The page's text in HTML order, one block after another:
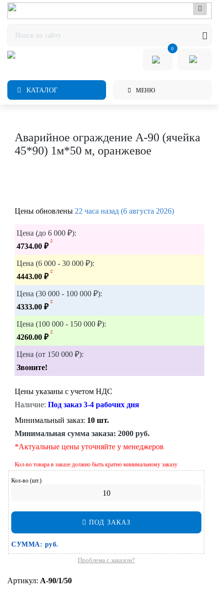
0
КАТАЛОГ МЕНЮ
Аварийное ограждение А-90 (ячейка
45*90) 1м*50 м, оранжевое
Цены обновлены 22 часа назад (6 августа 2026)
Цена (до 6 000 ₽):
4734.00 ₽
Цена (6 000 - 30 000 ₽):
4443.00 ₽
Цена (30 000 - 100 000 ₽):
4333.00 ₽
Цена (100 000 - 150 000 ₽):
4260.00 ₽
Цена (от 150 000 ₽):
Звоните!
Цены указаны с учетом НДС
Наличие: Под заказ 3-4 рабочих дня
Минимальный заказ: 10 шт.
Минимальная сумма заказа: 2000 руб.
*Актуальные цены уточняйте у менеджеров
Кол-во товара в заказе должно быть кратно минимальному заказу
Кол-во (шт.)
ПОД ЗАКАЗ
СУММА: руб.
Проблема с заказом?
Артикул: А-90/1/50